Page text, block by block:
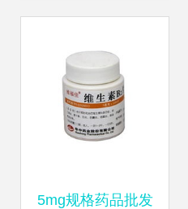
5mg规格药品批发